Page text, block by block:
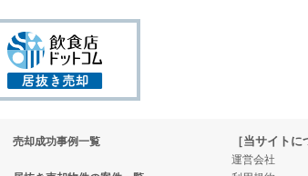
売却成功事例一覧 ［当サイトに
運営会社